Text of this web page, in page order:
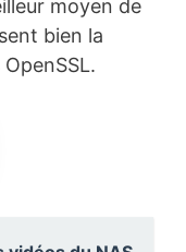
moyen de
bien la